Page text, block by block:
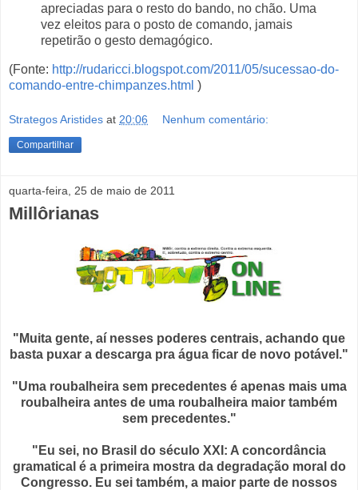
apreciadas para o resto do bando, no chão. Uma
vez eleitos para o posto de comando, jamais
repetirão o gesto demagógico.
(Fonte: http://rudaricci.blogspot.com/2011/05/sucessao-do-
comando-entre-chimpanzes.html )
Strategos Aristides at 20:06 Nenhum comentário:
Compartilhar
quarta-feira, 25 de maio de 2011
Millôrianas
"Muita gente, aí nesses poderes centrais, achando que
basta puxar a descarga pra água ficar de novo potável."
"Uma roubalheira sem precedentes é apenas mais uma
roubalheira antes de uma roubalheira maior também
sem precedentes."
"Eu sei, no Brasil do século XXI: A concordância
gramatical é a primeira mostra da degradação moral do
Congresso. Eu sei também, a maior parte de nossos